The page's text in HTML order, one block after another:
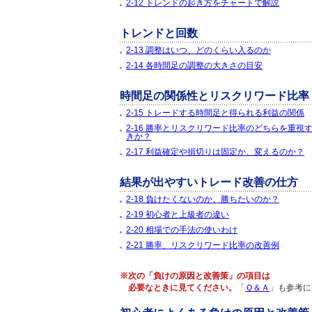
2-12 トレンドの起き方をチャートで解説
トレンドと回数
2-13 調整はいつ、どのくらい入るのか
2-14 各時間足の調整の大きさの目安
時間足の関係性とリスクリワード比率
2-15 トレードする時間足と得られる利益の関係
2-16 勝率とリスクリワード比率のどちらを重視
きか？
2-17 利益確定や損切りは固定か、変えるのか？
結果が出やすいトレード改善の仕方
2-18 負けたくないのか、勝ちたいのか？
2-19 初心者と上級者の違い
2-20 相場での手法の使いわけ
2-21 勝率、リスクリワード比率の改善例
※次の「負けの原因と改善策」の項目は
必要なときに見てください。
「 Ｑ＆Ａ 」も参考